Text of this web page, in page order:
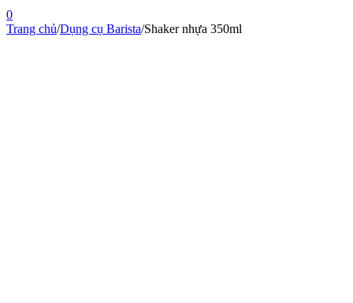
0
Trang chủ/Dụng cụ Barista/Shaker nhựa 350ml